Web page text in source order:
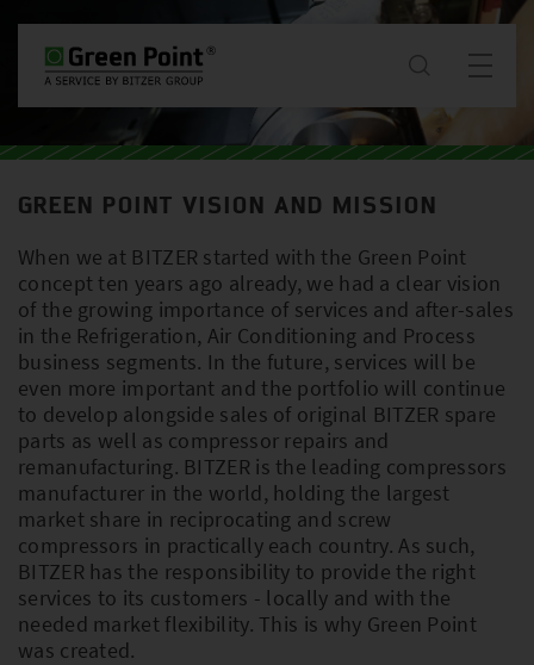
เกี่ยวกับเรา
บริการ
ดาวน์โหลด
ติดต่อ
TH / TH
PLEASE SELECT COUNTRY AND
LANGUAGE:
GREEN POINT VISION AND MISSION
When we at BITZER started with the Green Point
concept ten years ago already, we had a clear vision
of the growing importance of services and after-sales
in the Refrigeration, Air Conditioning and Process
business segments. In the future, services will be
even more important and the portfolio will continue
to develop alongside sales of original BITZER spare
parts as well as compressor repairs and
remanufacturing. BITZER is the leading compressors
manufacturer in the world, holding the largest
market share in reciprocating and screw
compressors in practically each country. As such,
BITZER has the responsibility to provide the right
services to its customers - locally and with the
needed market flexibility. This is why Green Point
was created.